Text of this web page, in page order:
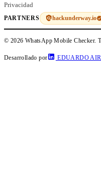
Privacidad
PARTNERS hackunderway.io
© 2026 WhatsApp Mobile Checker.
Desarrollado por EDUARDO